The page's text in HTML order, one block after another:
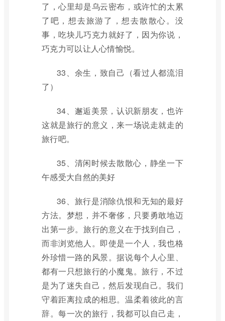
了，心里却是乌云密布，或许忙的太累
了吧，想去旅游了，想去散散心。没
事，吃块儿巧克力就好了，因为你说，
巧克力可以让人心情愉悦。
33、余生，致自己（看过人都流泪
了）
34、邂逅美景，认识新朋友，也许
这就是旅行的意义，来一场说走就走的
旅行吧。
35、清闲时候去散散心，静坐一下
午感受大自然的美好
36、旅行是消除仇恨和无知的最好
方法。梦想，并不奢侈，只要勇敢地迈
出第一步。旅行的意义在于找到自己，
而非浏览他人。即使是一个人，我也格
外珍惜一路的风景。据说每个人心里、
都有一只想旅行的小魔鬼。旅行，不过
是为了迷失自己，然后发现自己。我们
守着距离拉成的相思。温柔着彼此的言
辞。每一次的旅行，我都可以自己走，